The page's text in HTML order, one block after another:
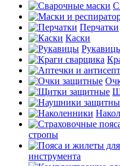
Перчатки
Каски
стропы
инструмента